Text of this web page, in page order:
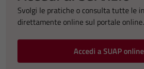
Svolgi le pratiche o consulta tutte le
direttamente online sul portale online.
Accedi a SUAP online